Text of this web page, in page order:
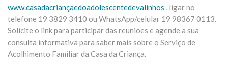
www.casadacriançaedoadolescentedevalinhos , ligar no
telefone 19 3829 3410 ou WhatsApp/celular 19 98367 0113.
Solicite o link para participar das reuniões e agende a sua
consulta informativa para saber mais sobre o Serviço de
Acolhimento Familiar da Casa da Criança.